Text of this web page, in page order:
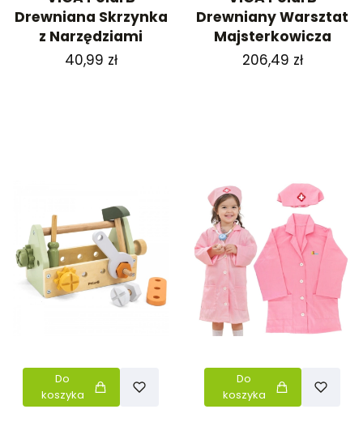
Drewniana Skrzynka
z Narzędziami
Cena
40,99 zł
Drewniany Warsztat
Majsterkowicza
Cena
206,49 zł
Do
koszyka
Do
koszyka